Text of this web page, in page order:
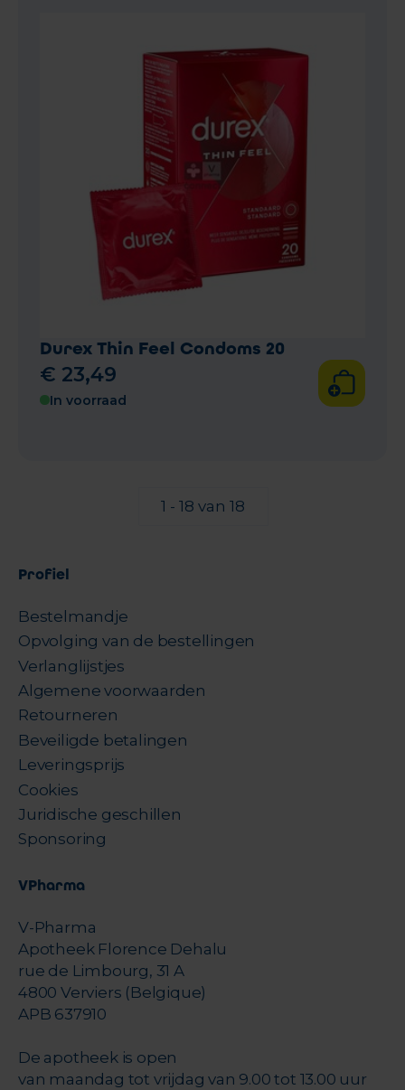
Durex Thin Feel Condoms 20
€ 23,49
In voorraad
1 - 18 van 18
Profiel
Bestelmandje
Opvolging van de bestellingen
Verlanglijstjes
Algemene voorwaarden
Retourneren
Beveiligde betalingen
Leveringsprijs
Cookies
Juridische geschillen
Sponsoring
VPharma
V-Pharma
Apotheek Florence Dehalu
rue de Limbourg, 31 A
4800 Verviers (Belgique)
APB 637910
De apotheek is open
van maandag tot vrijdag van 9.00 tot 13.00 uur